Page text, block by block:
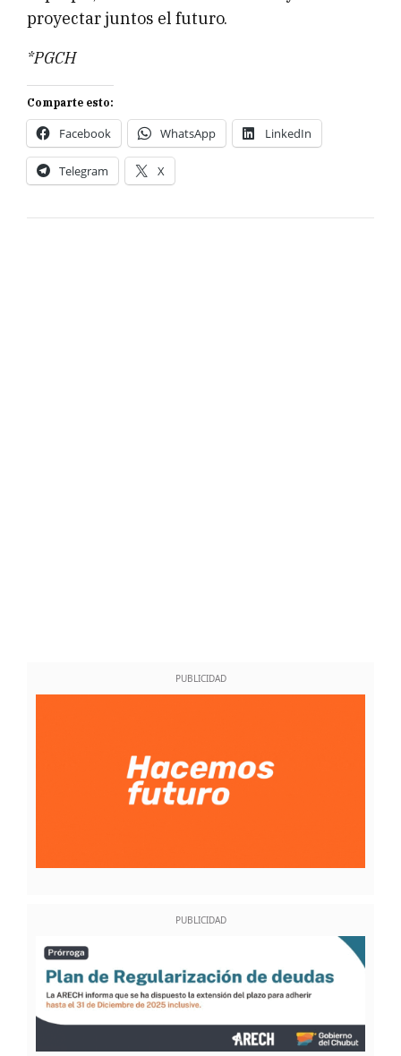
proyectar juntos el futuro.
*PGCH
Comparte esto:
Facebook WhatsApp LinkedIn
Telegram X